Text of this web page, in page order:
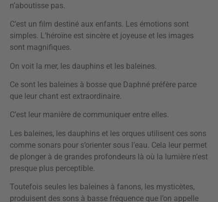
n’aboutisse pas.
C’est un film destiné aux enfants. Les émotions sont
simples. L’héroïne est sincère et joyeuse et les images
sont magnifiques.
On voit la mer, les dauphins et les baleines.
Ce sont les baleines à bosse que Daphné préfère parce
que leur chant est extraordinaire.
C’est leur manière de communiquer entre elles.
Les baleines, les dauphins et les orques utilisent ces sons
comme sonars pour s’orienter sous l’eau. Cela leur permet
de plonger à de grandes profondeurs là où la lumière n’est
presque plus perceptible.
Toutefois seules les baleines à fanons, les mysticètes,
produisent des sons à basse fréquence que l’on appelle